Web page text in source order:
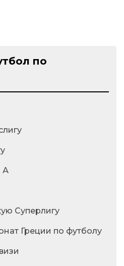
по
А
Суперлигу
Греции по футболу